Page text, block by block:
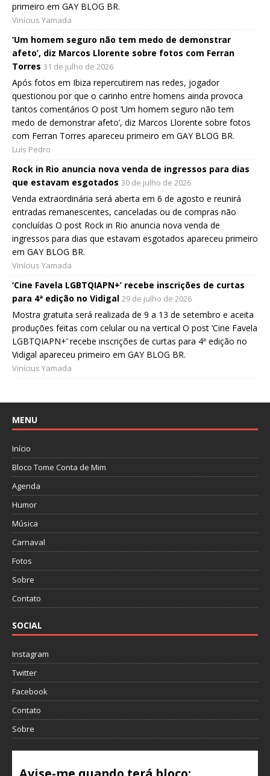
primeiro em GAY BLOG BR.
Vinícius Yamada
‘Um homem seguro não tem medo de demonstrar
afeto’, diz Marcos Llorente sobre fotos com Ferran
Torres 31 de julho de 2026
Após fotos em Ibiza repercutirem nas redes, jogador
questionou por que o carinho entre homens ainda provoca
tantos comentários O post ‘Um homem seguro não tem
medo de demonstrar afeto’, diz Marcos Llorente sobre fotos
com Ferran Torres apareceu primeiro em GAY BLOG BR.
Luís Pedro
Rock in Rio anuncia nova venda de ingressos para dias
que estavam esgotados 30 de julho de 2026
Venda extraordinária será aberta em 6 de agosto e reunirá
entradas remanescentes, canceladas ou de compras não
concluídas O post Rock in Rio anuncia nova venda de
ingressos para dias que estavam esgotados apareceu primeiro
em GAY BLOG BR.
Vinícius Yamada
‘Cine Favela LGBTQIAPN+’ recebe inscrições de curtas
para 4ª edição no Vidigal 29 de julho de 2026
Mostra gratuita será realizada de 9 a 13 de setembro e aceita
produções feitas com celular ou na vertical O post ‘Cine Favela
LGBTQIAPN+’ recebe inscrições de curtas para 4ª edição no
Vidigal apareceu primeiro em GAY BLOG BR.
Vinícius Yamada
MENU
Início
Bloco Tome Conta de Mim
Agenda
Humor
Música
Carnaval
Fotos
Sobre
Contato
SOCIAL
Instagram
Twitter
Facebook
Contato
Sobre